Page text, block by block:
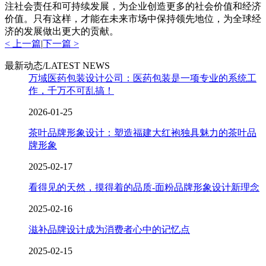
注社会责任和可持续发展，为企业创造更多的社会价值和经济
价值。只有这样，才能在未来市场中保持领先地位，为全球经
济的发展做出更大的贡献。
< 上一篇|下一篇 >
最新动态/LATEST NEWS
万域医药包装设计公司：医药包装是一项专业的系统工
作，千万不可乱搞！
2026-01-25
茶叶品牌形象设计：塑造福建大红袍独具魅力的茶叶品
牌形象
2025-02-17
看得见的天然，摸得着的品质-面粉品牌形象设计新理念
2025-02-16
滋补品牌设计成为消费者心中的记忆点
2025-02-15